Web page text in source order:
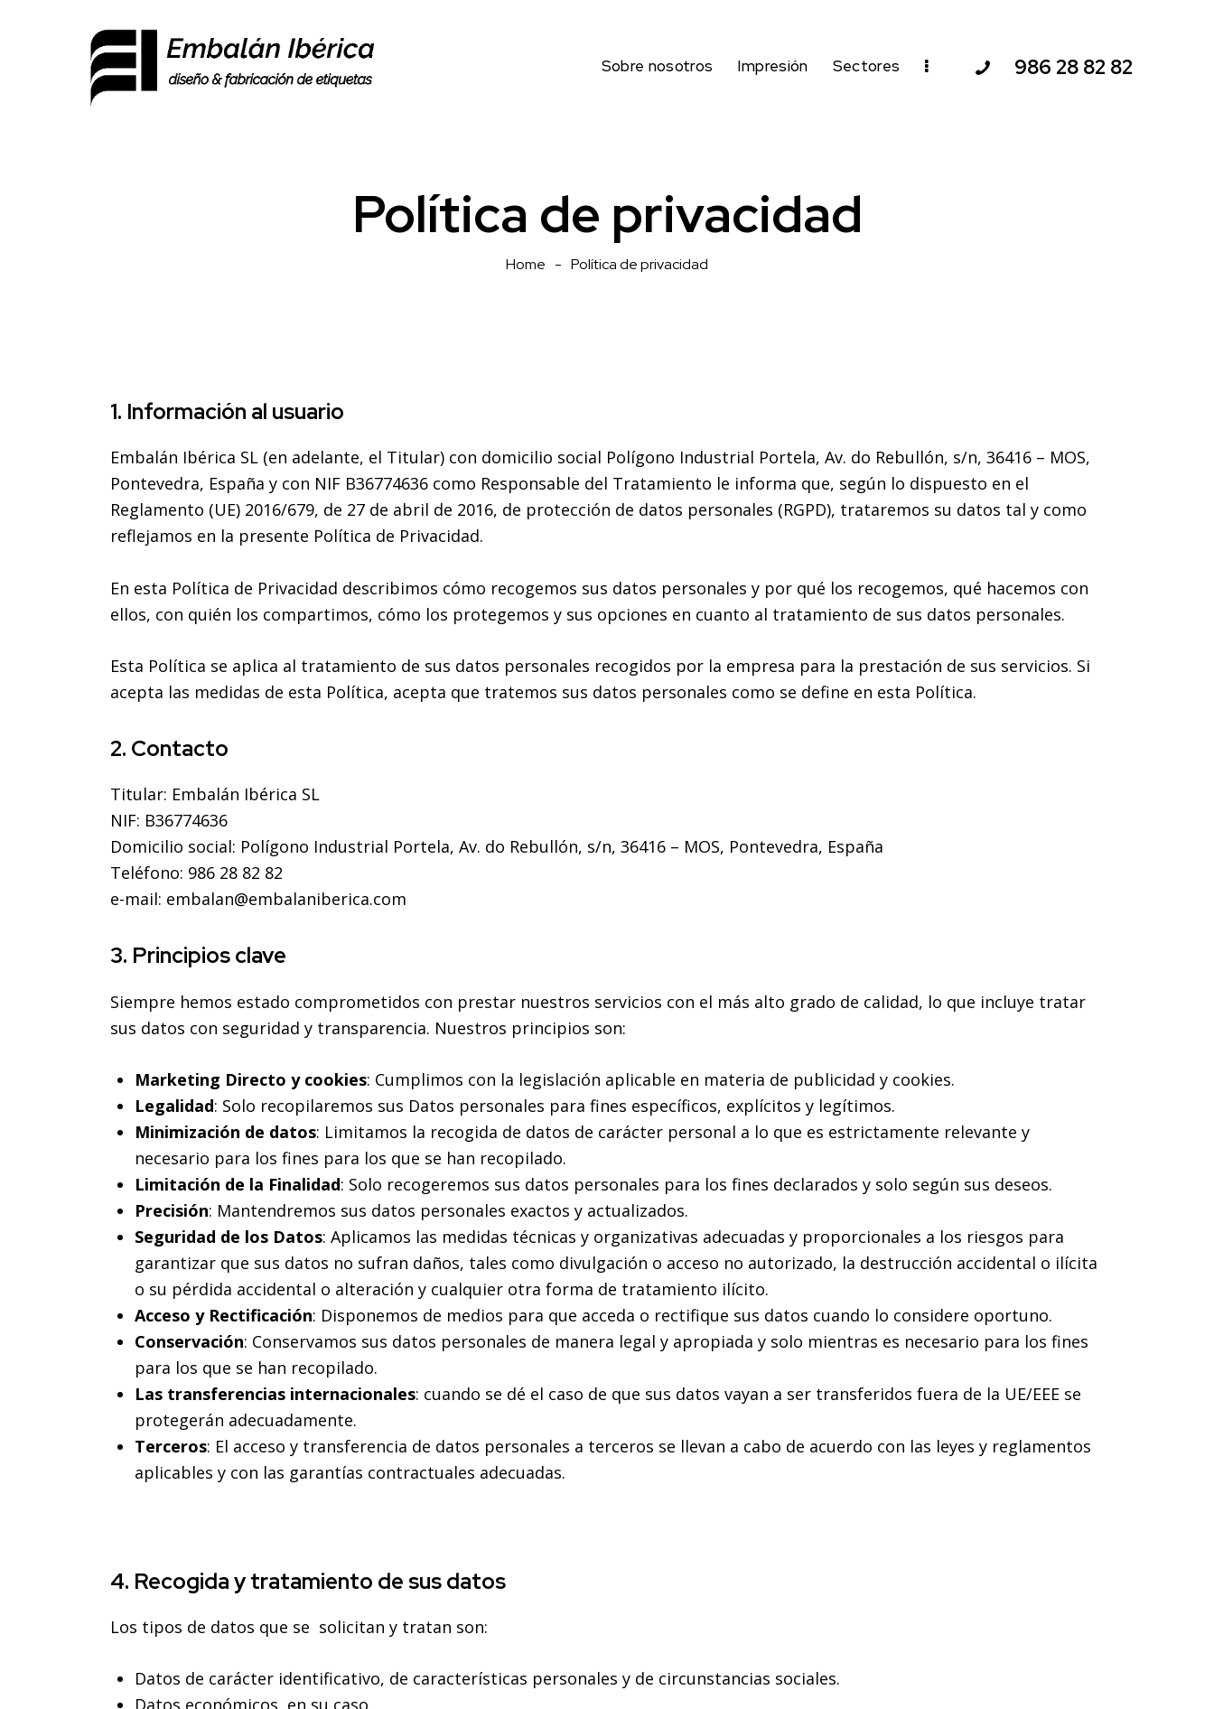
Sobre nosotros Impresión Sectores 986 28 82 82
Política de privacidad
Home Política de privacidad
1. Información al usuario
Embalán Ibérica SL (en adelante, el Titular) con domicilio social Polígono Industrial Portela, Av. do Rebullón, s/n, 36416 – MOS,
Pontevedra, España y con NIF B36774636 como Responsable del Tratamiento le informa que, según lo dispuesto en el
Reglamento (UE) 2016/679, de 27 de abril de 2016, de protección de datos personales (RGPD), trataremos su datos tal y como
reflejamos en la presente Política de Privacidad.
En esta Política de Privacidad describimos cómo recogemos sus datos personales y por qué los recogemos, qué hacemos con
ellos, con quién los compartimos, cómo los protegemos y sus opciones en cuanto al tratamiento de sus datos personales.
Esta Política se aplica al tratamiento de sus datos personales recogidos por la empresa para la prestación de sus servicios. Si
acepta las medidas de esta Política, acepta que tratemos sus datos personales como se define en esta Política.
2. Contacto
Titular: Embalán Ibérica SL
NIF: B36774636
Domicilio social: Polígono Industrial Portela, Av. do Rebullón, s/n, 36416 – MOS, Pontevedra, España
Teléfono: 986 28 82 82
e-mail: embalan@embalaniberica.com
3. Principios clave
Siempre hemos estado comprometidos con prestar nuestros servicios con el más alto grado de calidad, lo que incluye tratar
sus datos con seguridad y transparencia. Nuestros principios son:
Marketing Directo y cookies: Cumplimos con la legislación aplicable en materia de publicidad y cookies.
Legalidad: Solo recopilaremos sus Datos personales para fines específicos, explícitos y legítimos.
Minimización de datos: Limitamos la recogida de datos de carácter personal a lo que es estrictamente relevante y
necesario para los fines para los que se han recopilado.
Limitación de la Finalidad: Solo recogeremos sus datos personales para los fines declarados y solo según sus deseos.
Precisión: Mantendremos sus datos personales exactos y actualizados.
Seguridad de los Datos: Aplicamos las medidas técnicas y organizativas adecuadas y proporcionales a los riesgos para
garantizar que sus datos no sufran daños, tales como divulgación o acceso no autorizado, la destrucción accidental o ilícita
o su pérdida accidental o alteración y cualquier otra forma de tratamiento ilícito.
Acceso y Rectificación: Disponemos de medios para que acceda o rectifique sus datos cuando lo considere oportuno.
Conservación: Conservamos sus datos personales de manera legal y apropiada y solo mientras es necesario para los fines
para los que se han recopilado.
Las transferencias internacionales: cuando se dé el caso de que sus datos vayan a ser transferidos fuera de la UE/EEE se
protegerán adecuadamente.
Terceros: El acceso y transferencia de datos personales a terceros se llevan a cabo de acuerdo con las leyes y reglamentos
aplicables y con las garantías contractuales adecuadas.
4. Recogida y tratamiento de sus datos
Los tipos de datos que se solicitan y tratan son:
Datos de carácter identificativo, de características personales y de circunstancias sociales.